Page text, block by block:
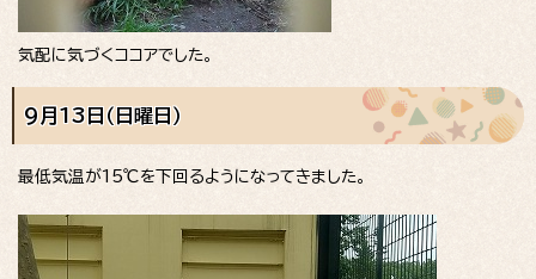
気配に気づくココアでした。
9月13日（日曜日）
最低気温が15℃を下回るようになってきました。